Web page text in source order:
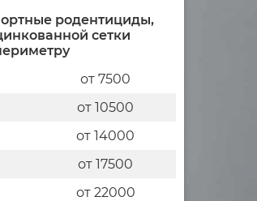
родентициды,
сетки
от 7500
от 10500
от 14000
от 17500
от 22000